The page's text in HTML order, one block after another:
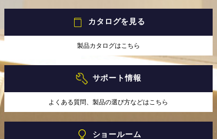
カタログを見る
製品カタログはこちら
サポート情報
よくある質問、製品の選び方などはこちら
ショールーム